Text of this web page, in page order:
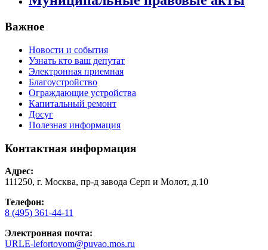
Важное
Новости и события
Узнать кто ваш депутат
Электронная приемная
Благоустройство
Ограждающие устройства
Капитальный ремонт
Досуг
Полезная информация
Контактная информация
Адрес:
111250, г. Москва, пр-д завода Серп и Молот, д.10
Телефон:
8 (495) 361-44-11
Электронная почта:
URLE-lefortovom@puvao.mos.ru